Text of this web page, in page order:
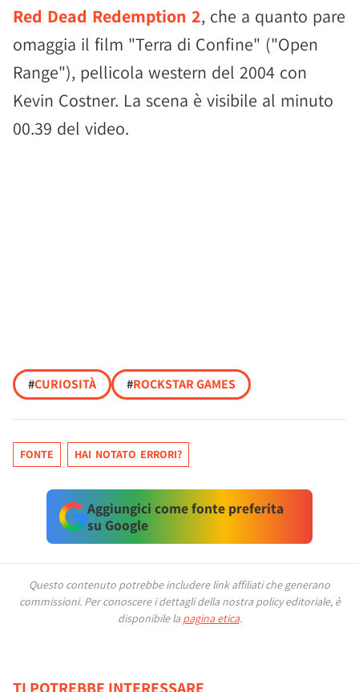
Red Dead Redemption 2, che a quanto pare
omaggia il film "Terra di Confine" ("Open
Range"), pellicola western del 2004 con
Kevin Costner. La scena è visibile al minuto
00.39 del video.
#CURIOSITÀ #ROCKSTAR GAMES
FONTE HAI NOTATO ERRORI?
Aggiungici come fonte preferita
su Google
Questo contenuto potrebbe includere link affiliati che generano
commissioni. Per conoscere i dettagli della nostra policy editoriale, è
disponibile la pagina etica.